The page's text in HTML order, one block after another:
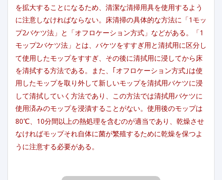
を拡大することになるため、清潔な清掃用具を使用するよう
に注意しなければならない。床清掃の具体的な方法に「1モッ
プ2バケツ法」と「オフロケーション方式」などがある。「1
モップ2バケツ法」とは、バケツをすすぎ用と清拭用に区分し
て使用したモップをすすぎ、その後に清拭用に浸してから床
を清拭する方法である。また、｢オフロケーション方式｣は使
用したモップを取り外して新しいモップを清拭用バケツに浸
して清拭していく方法であり、この方法では清拭用バケツに
使用済みのモップを浸漬することがない。使用後のモップは
80℃、10分間以上の熱処理を含むのが適当であり、乾燥させ
なければモップそれ自体に菌が繁殖するために乾燥を保つよ
うに注意する必要がある。